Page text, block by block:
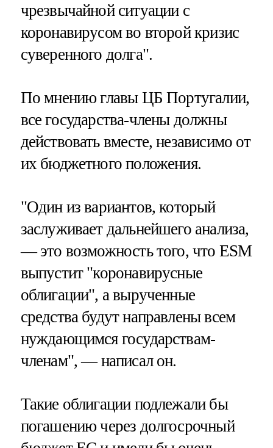
чрезвычайной ситуации с
коронавирусом во второй кризис
суверенного долга".
По мнению главы ЦБ Португалии,
все государства-члены должны
действовать вместе, независимо от
их бюджетного положения.
"Один из вариантов, который
заслуживает дальнейшего анализа,
— это возможность того, что ESM
выпустит "коронавирусные
облигации", а вырученные
средства будут направлены всем
нуждающимся государствам-
членам", — написал он.
Такие облигации подлежали бы
погашению через долгосрочный